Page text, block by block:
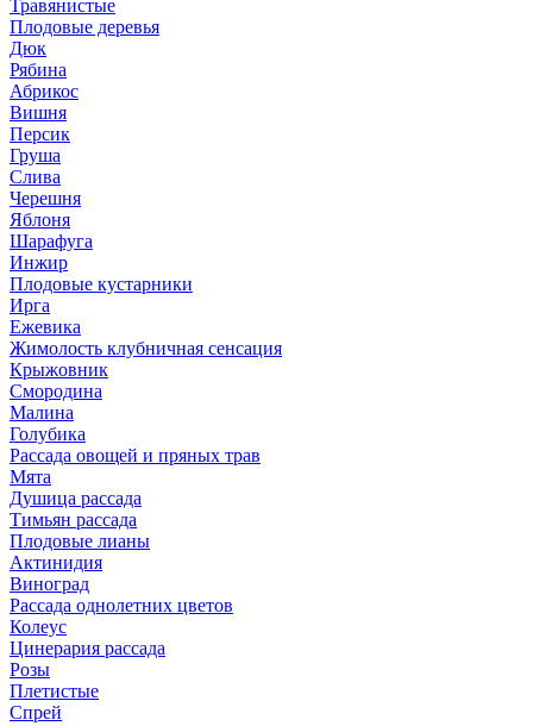
Травянистые
Плодовые деревья
Дюк
Рябина
Абрикос
Вишня
Персик
Груша
Слива
Черешня
Яблоня
Шарафуга
Инжир
Плодовые кустарники
Ирга
Ежевика
Жимолость клубничная сенсация
Крыжовник
Смородина
Малина
Голубика
Рассада овощей и пряных трав
Мята
Душица рассада
Тимьян рассада
Плодовые лианы
Актинидия
Виноград
Рассада однолетних цветов
Колеус
Цинерария рассада
Розы
Плетистые
Спрей